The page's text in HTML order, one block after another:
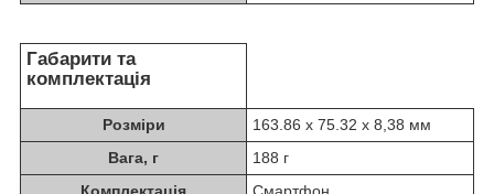
Габарити та
комплектація
Розміри
163.86 x 75.32 x 8,38 мм
Вага, г
188 г
Комплектація
Смартфон